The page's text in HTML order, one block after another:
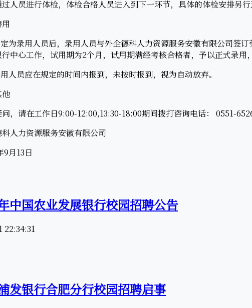
员进行体检，体检合格人员进入到下一环节，具体的体检安排另行
录用人员后，录用人员与外企德科人力资源服务安徽有限公司签订
中心工作，试用期为2个月，试用期满经考核合格者，予以正式录用
员应在规定的时间内报到，未按时报到，视为自动放弃。
请在工作日9:00-12:00,13:30-18:00期间拨打咨询电话： 0551-
力资源服务安徽有限公司
月13日
中国农业发展银行校园招聘公告
22:34:31
发银行合肥分行校园招聘启事